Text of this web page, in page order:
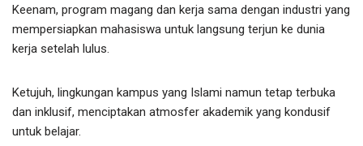
Keenam, program magang dan kerja sama dengan industri yang
mempersiapkan mahasiswa untuk langsung terjun ke dunia
kerja setelah lulus.
Ketujuh, lingkungan kampus yang Islami namun tetap terbuka
dan inklusif, menciptakan atmosfer akademik yang kondusif
untuk belajar.